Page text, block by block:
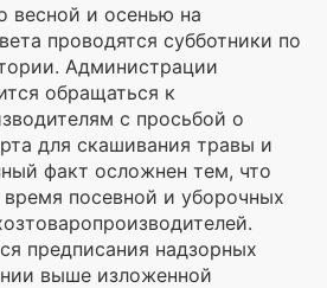
весной и осенью на
проводятся субботники по
Администрации
обращаться к
с просьбой о
для скашивания травы и
факт осложнен тем, что
время посевной и уборочных
предписания надзорных
выше изложенной